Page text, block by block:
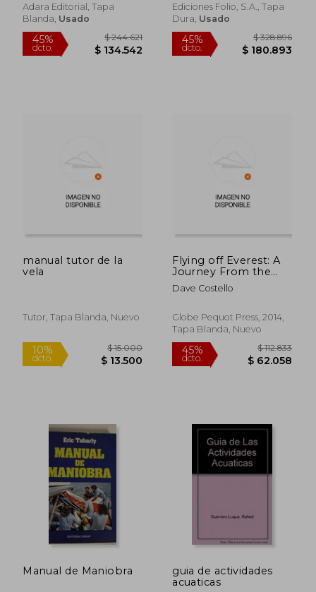
45%
dcto.
Adara Editorial, Tapa
Blanda, Usado
45%
dcto.
Ediciones Folio, S.A., Tapa
Dura, Usado
45%
dcto.
manual tutor de la
vela
Tutor, Tapa Blanda, Nuevo
Flying off Everest: A
Journey From the
Summit to the sea
(en Inglés)
Dave Costello
Globe Pequot Press, 2014,
Tapa Blanda, Nuevo
Manual de Maniobra
guia de actividades
acuaticas